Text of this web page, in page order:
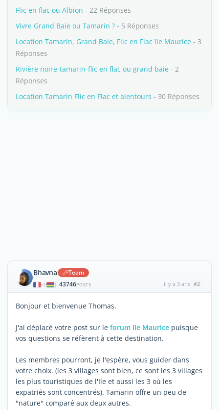
Flic en flac ou Albion - 22 Réponses
Vivre Grand Baie ou Tamarin ? - 5 Réponses
Location Tamarin, Grand Baie, Flic en Flac île Maurice - 3
Réponses
Rivière noire-tamarin-flic en flac ou grand baie - 2
Réponses
Location Tamarin Flic en Flac et alentours - 30 Réponses
Bhavna Team
| 43746POSTS il y a 3 ans #2
Bonjour et bienvenue Thomas,
J'ai déplacé votre post sur le forum Ile Maurice puisque
vos questions se réfèrent à cette destination.
Les membres pourront, je l'espère, vous guider dans
votre choix. (les 3 villages sont bien, ce sont les 3 villages
les plus touristiques de l'Ile et aussi les 3 où les
expatriés sont concentrés). Tamarin offre un peu de
"nature" comparé aux deux autres.